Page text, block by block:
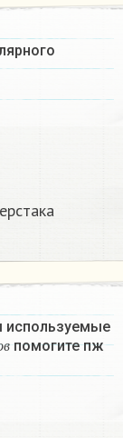
используемые
в
ов
помогите пж